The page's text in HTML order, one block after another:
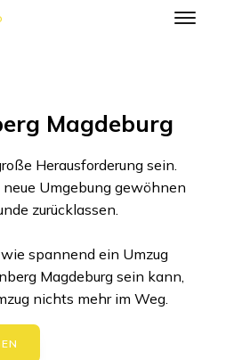
Magdeburg
Herausforderung sein.
Umgebung gewöhnen
zurücklassen.
spannend ein Umzug
Magdeburgsein kann,
nichts mehr im Weg.